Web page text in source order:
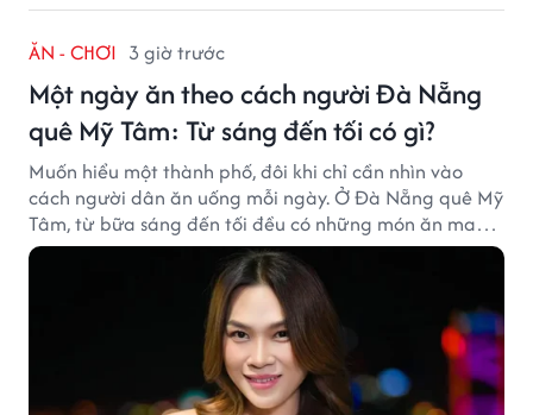
ĂN - CHƠI 3 giờ trước
Một ngày ăn theo cách người Đà Nẵng
quê Mỹ Tâm: Từ sáng đến tối có gì?
Muốn hiểu một thành phố, đôi khi chỉ cần nhìn vào
cách người dân ăn uống mỗi ngày. Ở Đà Nẵng quê Mỹ
Tâm, từ bữa sáng đến tối đều có những món ăn mang
đậm dấu ấn miền Trung.